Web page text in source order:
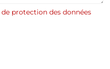
protection des données